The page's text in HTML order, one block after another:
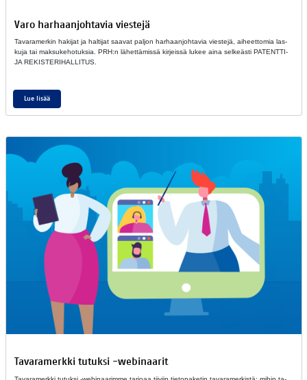
Varo har­haan­joh­ta­via vies­te­jä
Ta­va­ra­mer­kin ha­ki­jat ja hal­ti­jat saa­vat pal­jon har­haan­joh­ta­via vies­te­jä, ai­heet­to­mia las­
ku­ja tai mak­su­ke­ho­tuk­sia. PRH:n lä­het­tä­mis­sä kir­jeis­sä lu­kee aina sel­keäs­ti PA­TENT­TI-
JA RE­KIS­TE­RI­HAL­LI­TUS.
Lue lisää
Ta­va­ra­merk­ki tu­tuk­si -we­bi­naa­rit